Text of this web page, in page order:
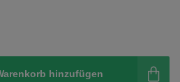
hinzufügen